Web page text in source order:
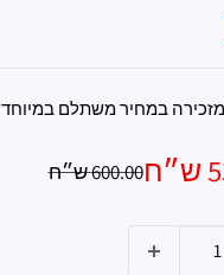
במחיר משתלם במיוחד
מחיר
600.00 ש״ח